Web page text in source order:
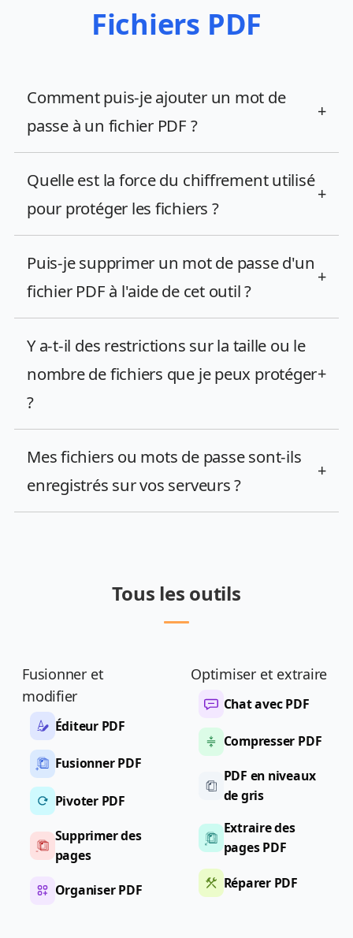
Fichiers PDF
Comment puis-je ajouter un mot de
passe à un fichier PDF ?
+
Quelle est la force du chiffrement utilisé
pour protéger les fichiers ?
+
Puis-je supprimer un mot de passe d'un
fichier PDF à l'aide de cet outil ?
+
Y a-t-il des restrictions sur la taille ou le
nombre de fichiers que je peux protéger
?
+
Mes fichiers ou mots de passe sont-ils
enregistrés sur vos serveurs ?
+
Tous les outils
Fusionner et
modifier
Éditeur PDF
Fusionner PDF
Pivoter PDF
Supprimer des
pages
Organiser PDF
Optimiser et extraire
Chat avec PDF
Compresser PDF
PDF en niveaux
de gris
Extraire des
pages PDF
Réparer PDF